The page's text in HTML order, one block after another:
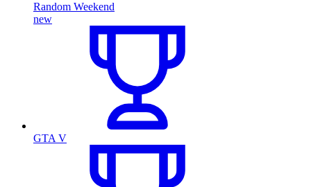
Random Weekend
new
GTA V